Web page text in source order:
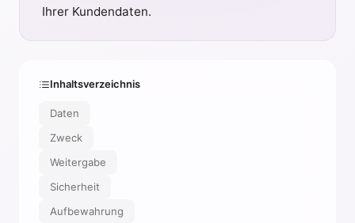
Ihrer Kundendaten.
Inhaltsverzeichnis
Daten
Zweck
Weitergabe
Sicherheit
Aufbewahrung